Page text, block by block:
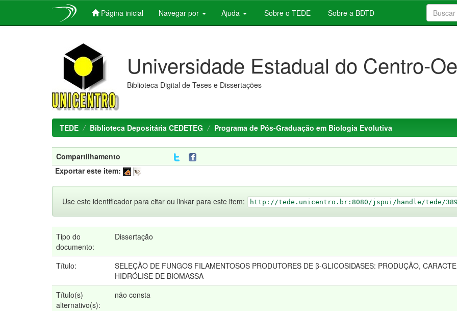
Página inicial Navegar por Ajuda Sobre o TEDE Sobre a BDTD
Universidade Estadual do Centro-
Biblioteca Digital de Teses e Dissertações
TEDE Biblioteca Depositária CEDETEG Programa de Pós-Graduação em Biologia Evolutiva
Compartilhamento
Exportar este item:
Use este identificador para citar ou linkar para este item: http://tede.unicentro.br:8080/jspui/handle/tede/389
Tipo do
documento:
Dissertação
Título:
SELEÇÃO DE FUNGOS FILAMENTOSOS PRODUTORES DE β-GLICOSIDASES: PRODUÇÃO,
HIDRÓLISE DE BIOMASSA
Título(s)
alternativo(s):
não consta